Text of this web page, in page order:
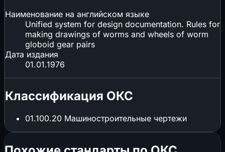
Наименование на английском языке
Unified system for design documentation. Rules for
making drawings of worms and wheels of worm
globoid gear pairs
Дата издания
01.01.1976
Классификация ОКС
01.100.20 Машиностроительные чертежи